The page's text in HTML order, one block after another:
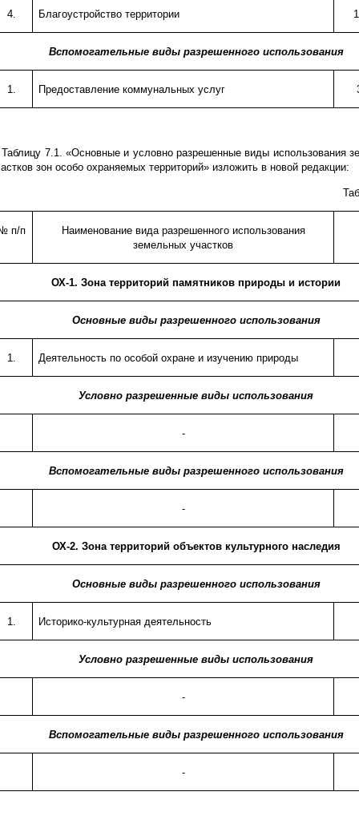
4. Благоустройство территории
Вспомогательные виды разрешенного использования
1. Предоставление коммунальных услуг
7.1. «Основные и условно разрешенные виды использования
зон особо охраняемых территорий» изложить в новой редакции:
п/п
Наименование вида разрешенного использования
земельных участков
ОХ-1. Зона территорий памятников природы и истории
Основные виды разрешенного использования
1. Деятельность по особой охране и изучению природы
Условно разрешенные виды использования
-
Вспомогательные виды разрешенного использования
-
ОХ-2. Зона территорий объектов культурного наследия
Основные виды разрешенного использования
1. Историко-культурная деятельность
Условно разрешенные виды использования
-
Вспомогательные виды разрешенного использования
-